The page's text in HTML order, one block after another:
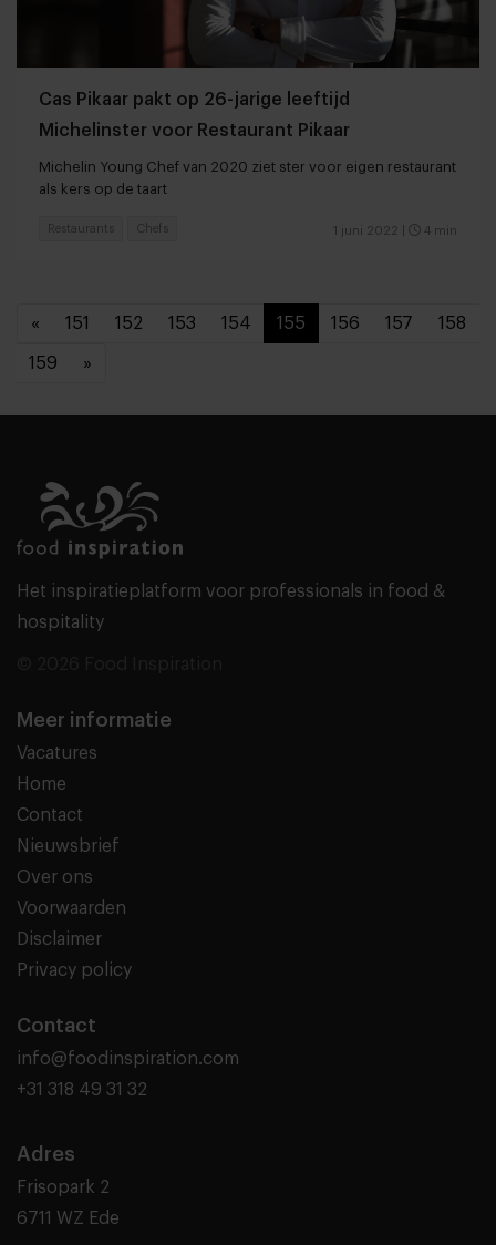
Cas Pikaar pakt op 26-jarige leeftijd
Michelinster voor Restaurant Pikaar
Michelin Young Chef van 2020 ziet ster voor eigen restaurant
als kers op de taart
1 juni 2022 4 min
Restaurants Chefs
« 151 152 153 154 155 156 157 158
159 »
Het inspiratieplatform voor professionals in food &
hospitality
Meer informatie
Vacatures
Home
Contact
Nieuwsbrief
Over ons
Voorwaarden
Disclaimer
Privacy policy
Contact
info@foodinspiration.com
+31 318 49 31 32
Adres
Frisopark 2
6711 WZ Ede